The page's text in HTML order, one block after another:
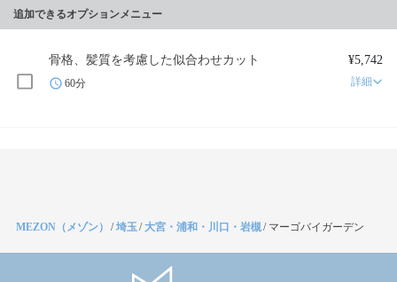
追加できるオプションメニュー
骨格、髪質を考慮した似合わせカット ¥5,742
60分 詳細
MEZON（メゾン） /埼玉/大宮・浦和・川口・岩槻/ マーゴバイガーデン